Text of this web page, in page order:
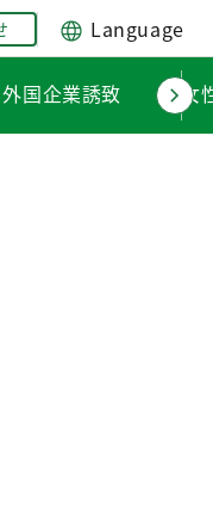
Language
国企業誘致 女